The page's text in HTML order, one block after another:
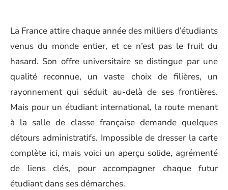
La France attire chaque année des milliers d’étudiants
venus du monde entier, et ce n’est pas le fruit du
hasard. Son offre universitaire se distingue par une
qualité reconnue, un vaste choix de filières, un
rayonnement qui séduit au-delà de ses frontières.
Mais pour un étudiant international, la route menant
à la salle de classe française demande quelques
détours administratifs. Impossible de dresser la carte
complète ici, mais voici un aperçu solide, agrémenté
de liens clés, pour accompagner chaque futur
étudiant dans ses démarches.